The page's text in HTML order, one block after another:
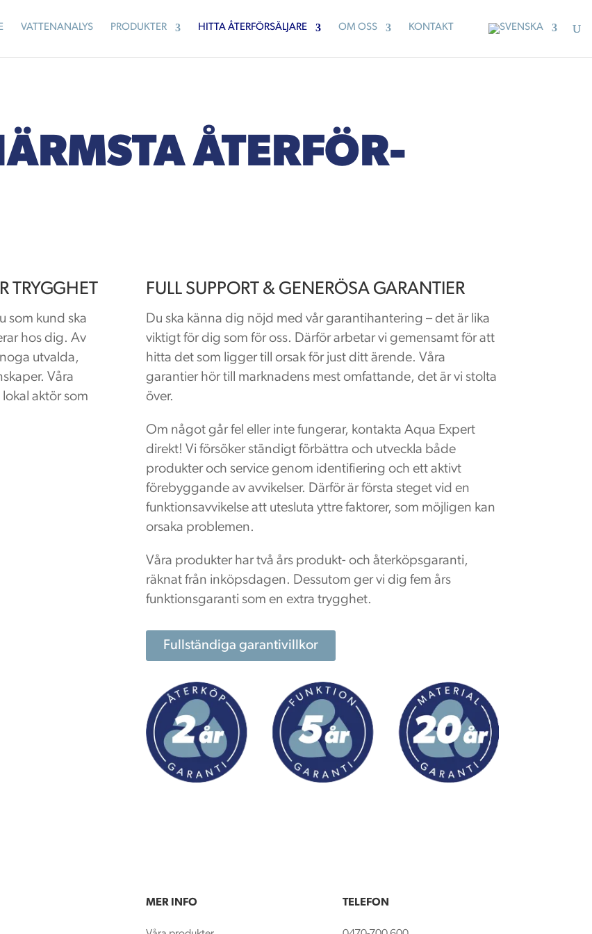
VATTENANALYS PRODUKTER HITTA ÅTERFÖRSÄLJARE OM OSS KONTAKT
ÅTERFÖR­
TRYGGHET
som kund ska
hos dig. Av
utvalda,
Våra
aktör som
FULL SUPPORT & GENERÖSA GARANTIER
Du ska känna dig nöjd med vår garantihantering – det är lika
viktigt för dig som för oss. Därför arbetar vi gemensamt för att
hitta det som ligger till orsak för just ditt ärende. Våra
garantier hör till marknadens mest omfattande, det är vi stolta
över.
Om något går fel eller inte fungerar, kontakta Aqua Expert
direkt! Vi försöker ständigt förbättra och utveckla både
produkter och service genom identifiering och ett aktivt
förebyggande av avvikelser. Därför är första steget vid en
funktionsavvikelse att utesluta yttre faktorer, som möjligen kan
orsaka problemen.
Våra produkter har två års produkt- och återköpsgaranti,
räknat från inköpsdagen. Dessutom ger vi dig fem års
funktionsgaranti som en extra trygghet.
Fullständiga garantivillkor
MER INFO TELEFON